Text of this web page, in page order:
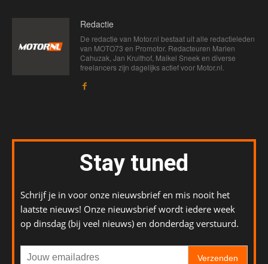
Redactie
De redactie van Motor.nl bestaat uit alle redactieleden
van MOTO73 en Promotor. Redacteuren Marien
Cahuzak, Jan Kruithof, Maikel Sneek en diverse
freelancers zijn dagelijks actief voor Motor.nl.
Stay tuned
Schrijf je in voor onze nieuwsbrief en mis nooit het
laatste nieuws! Onze nieuwsbrief wordt iedere week
op dinsdag (bij veel nieuws) en donderdag verstuurd.
Verzenden